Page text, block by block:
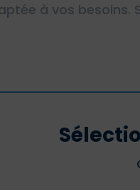
à vos besoins.